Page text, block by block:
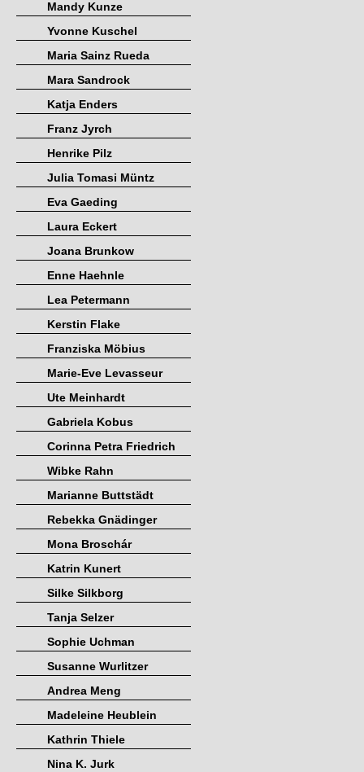
Mandy Kunze
Yvonne Kuschel
Maria Sainz Rueda
Mara Sandrock
Katja Enders
Franz Jyrch
Henrike Pilz
Julia Tomasi Müntz
Eva Gaeding
Laura Eckert
Joana Brunkow
Enne Haehnle
Lea Petermann
Kerstin Flake
Franziska Möbius
Marie-Eve Levasseur
Ute Meinhardt
Gabriela Kobus
Corinna Petra Friedrich
Wibke Rahn
Marianne Buttstädt
Rebekka Gnädinger
Mona Broschár
Katrin Kunert
Silke Silkborg
Tanja Selzer
Sophie Uchman
Susanne Wurlitzer
Andrea Meng
Madeleine Heublein
Kathrin Thiele
Nina K. Jurk